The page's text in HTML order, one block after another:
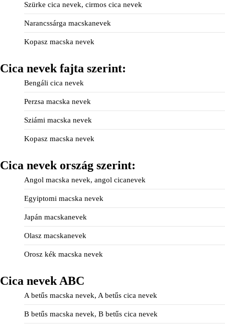
Szürke cica nevek, cirmos cica nevek
Narancssárga macskanevek
Kopasz macska nevek
Cica nevek fajta szerint:
Bengáli cica nevek
Perzsa macska nevek
Sziámi macska nevek
Kopasz macska nevek
Cica nevek ország szerint:
Angol macska nevek, angol cicanevek
Egyiptomi macska nevek
Japán macskanevek
Olasz macskanevek
Orosz kék macska nevek
Cica nevek ABC
A betűs macska nevek, A betűs cica nevek
B betűs macska nevek, B betűs cica nevek